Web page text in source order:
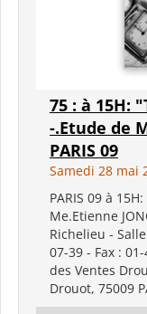
75 : à 15H:
-.Etude de
PARIS 09
Samedi 28 mai
PARIS 09 à
Me.Etienne
Richelieu -
07-39 - Fax :
des Ventes
Drouot, 75009